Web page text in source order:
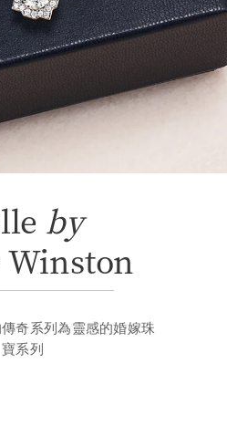
by
奇系列為靈感的婚嫁珠
寶系列